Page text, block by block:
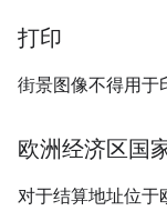
打印
街景图像不得用于
欧洲经济区国
对于结算地址位于